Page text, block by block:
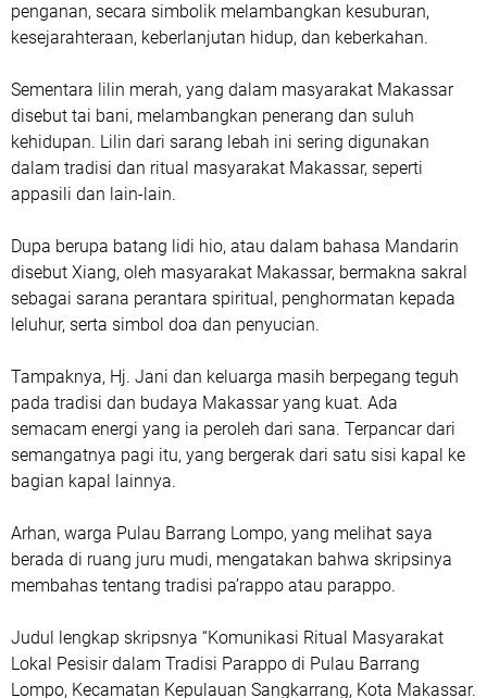
penganan, secara simbolik melambangkan kesuburan,
kesejarahteraan, keberlanjutan hidup, dan keberkahan.
Sementara lilin merah, yang dalam masyarakat Makassar
disebut tai bani, melambangkan penerang dan suluh
kehidupan. Lilin dari sarang lebah ini sering digunakan
dalam tradisi dan ritual masyarakat Makassar, seperti
appasili dan lain-lain.
Dupa berupa batang lidi hio, atau dalam bahasa Mandarin
disebut Xiang, oleh masyarakat Makassar, bermakna sakral
sebagai sarana perantara spiritual, penghormatan kepada
leluhur, serta simbol doa dan penyucian.
Tampaknya, Hj. Jani dan keluarga masih berpegang teguh
pada tradisi dan budaya Makassar yang kuat. Ada
semacam energi yang ia peroleh dari sana. Terpancar dari
semangatnya pagi itu, yang bergerak dari satu sisi kapal ke
bagian kapal lainnya.
Arhan, warga Pulau Barrang Lompo, yang melihat saya
berada di ruang juru mudi, mengatakan bahwa skripsinya
membahas tentang tradisi pa’rappo atau parappo.
Judul lengkap skripsnya “Komunikasi Ritual Masyarakat
Lokal Pesisir dalam Tradisi Parappo di Pulau Barrang
Lompo, Kecamatan Kepulauan Sangkarrang, Kota Makassar.